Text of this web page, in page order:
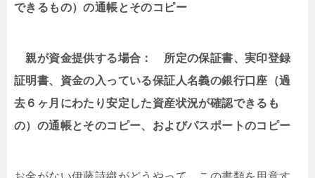
できるもの）の通帳とそのコピー
親が資金提供する場合： 所定の保証書、実印登録
証明書、資金の入っている保証人名義の銀行口座（過
去６ヶ月にわたり安定した資産状況が確認できるも
の）の通帳とそのコピー、およびパスポートのコピー